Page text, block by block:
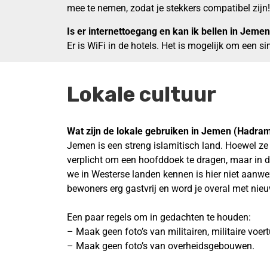
mee te nemen, zodat je stekkers compatibel zijn!
Is er internettoegang en kan ik bellen in
Er is WiFi in de hotels. Het is mogelijk om een
Lokale cultuur
Wat zijn de lokale gebruiken in Jemen
Jemen is een streng islamitisch land. Hoewel
verplicht om een hoofddoek te dragen, maar in
we in Westerse landen kennen is hier niet
bewoners erg gastvrij en word je overal met
Een paar regels om in gedachten te houden:
– Maak geen foto’s van militairen, militaire
– Maak geen foto’s van overheidsgebouwen.